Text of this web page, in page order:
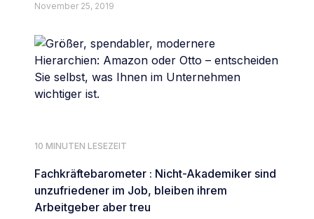
November 25, 2019
10 MINUTEN LESEZEIT
Fachkräftebarometer : Nicht-Akademiker sind
unzufriedener im Job, bleiben ihrem
Arbeitgeber aber treu